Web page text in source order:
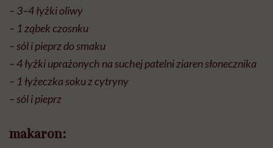
– 3–4 łyżki oliwy
– 1 ząbek czosnku
– sól i pieprz do smaku
– 4 łyżki uprażonych na suchej patelni ziaren słonecznika
– 1 łyżeczka soku z cytryny
– sól i pieprz
makaron: